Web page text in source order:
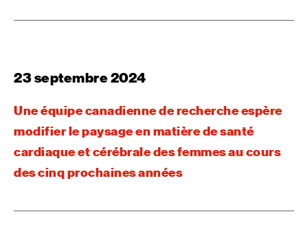
23 septembre 2024
Une équipe canadienne de recherche espère
modifier le paysage en matière de santé
cardiaque et cérébrale des femmes au cours
des cinq prochaines années